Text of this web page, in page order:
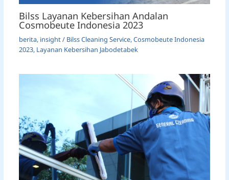
Bilss Layanan Kebersihan Andalan
Cosmobeute Indonesia 2023
berita, insight/ Bilss Cleaning Service,Cosmobeute Indonesia
2023, Layanan Kebersihan Jabodetabek